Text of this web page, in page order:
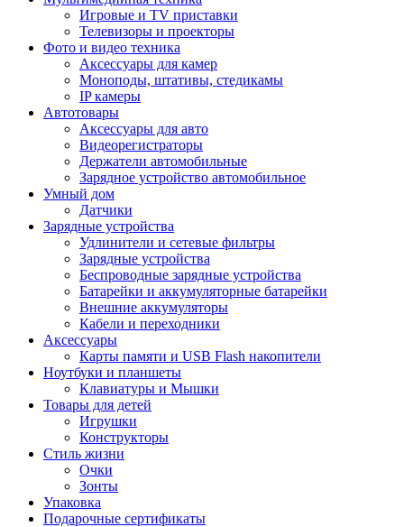
Игровые и TV приставки
Телевизоры и проекторы
Фото и видео техника
Аксессуары для камер
Моноподы, штативы, стедикамы
IP камеры
Автотовары
Аксессуары для авто
Видеорегистраторы
Держатели автомобильные
Зарядное устройство автомобильное
Умный дом
Датчики
Зарядные устройства
Удлинители и сетевые фильтры
Зарядные устройства
Беспроводные зарядные устройства
Батарейки и аккумуляторные батарейки
Внешние аккумуляторы
Кабели и переходники
Аксессуары
Карты памяти и USB Flash накопители
Ноутбуки и планшеты
Клавиатуры и Мышки
Товары для детей
Игрушки
Конструкторы
Стиль жизни
Очки
Зонты
Упаковка
Подарочные сертификаты